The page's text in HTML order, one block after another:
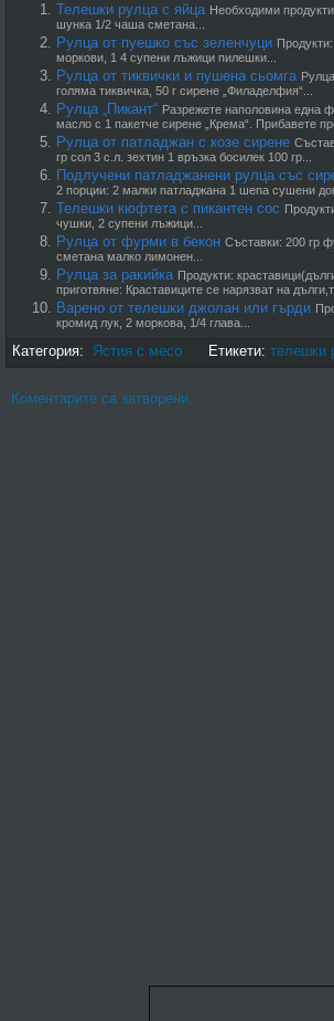
Телешки рулца с яйца Необходими
шунка 1/2 чаша сметана...
Рулца от пуешко със зеленчуци
моркови, 1 4 супени лъжици пилешки...
Рулца от тиквички и пушена сьомга
голяма тиквичка, 50 г сирене „Филаделфия“...
Рулца „Пикант“ Разрежете наполовина една
масло с 1 пакетче сирене „Крема“. Прибавете
Рулца от патладжан с козе сирене
гр сол 3 с.л. зехтин 1 връзка босилек 100 гр...
Подлучени патладжанени рулца със
2 порции: 2 малки патладжана 1 шепа сушени
Телешки кюфтета с пикантен сос
чушки, 2 супени лъжици...
Рулца от фурми в бекон Съставки: 200 гр
сметана малко лимонен...
Рулца за ракийка Продукти:
приготвяне: Краставиците се нарязват на
Варено от телешки джолан или гърди
кромид лук, 2 моркова, 1/4 глава...
Категория: Ястия с месо Етикети: телешки
Коментарите са затворени.